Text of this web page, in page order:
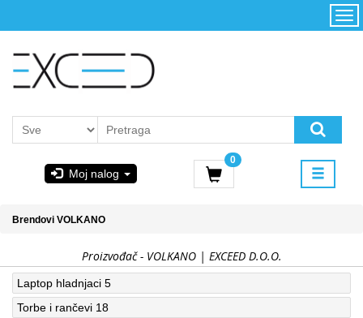
Moj nalog
0
Početna
korišćenja i
PoweredByAsus
Brendovi VOLKANO
Proizvođač - VOLKANO | EXCEED D.O.O.
Laptop hladnjaci 5
Torbe i rančevi 18